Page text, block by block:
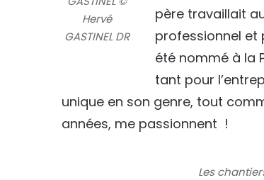
Hervé
GASTINEL DR
père travaillait
professionnel et
été nommé à la
tant pour
unique en son genre, tout
années, me passionnent !
Les